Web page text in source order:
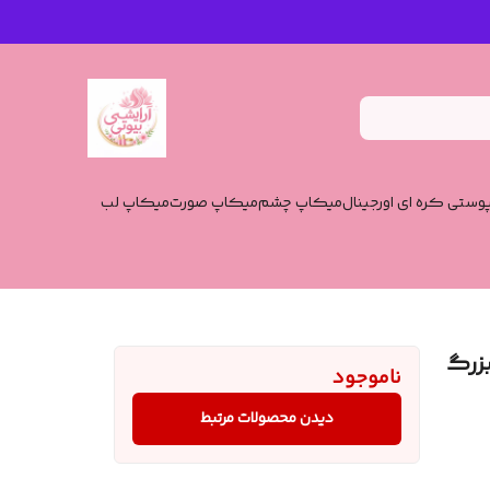
کره ای اورجینالمیکاپ چشممیکاپ صورتمیکاپ لب
ناموجود
دیدن محصولات مرتبط